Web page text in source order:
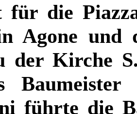
für die
Agone und
der Kirche
führte die